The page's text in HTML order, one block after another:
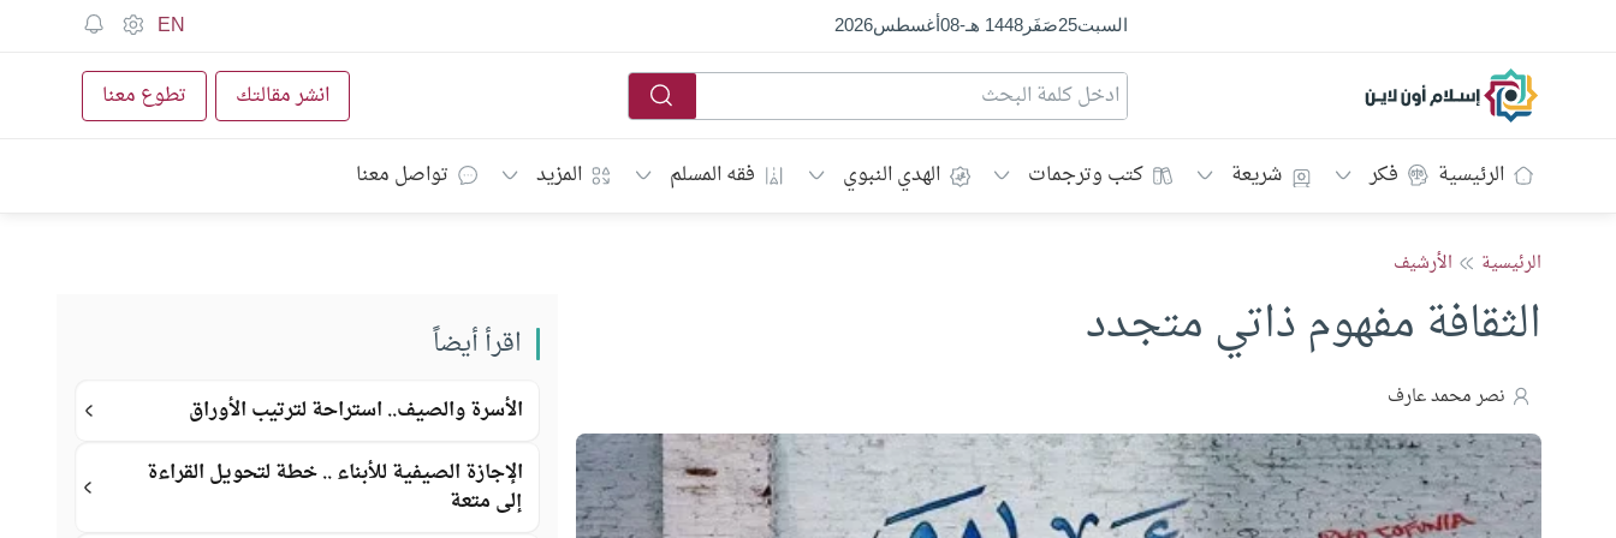
السبت25صَفَر1448 هـ -
08أغسطس2026
EN
إسلام أون لاين انشر مقالتك تطوع معنا
الرئيسية فكر شريعة كتب وترجمات الهدي النبوي فقه المسلم المزيد تواصل معنا
الرئيسية الأرشيف
الثقافة مفهوم ذاتي متجدد
نصر محمد عارف
اقرأ أيضاً
الأسرة والصيف.. استراحة لترتيب الأوراق
الإجازة الصيفية للأبناء .. خطة لتحويل القراءة
إلى متعة